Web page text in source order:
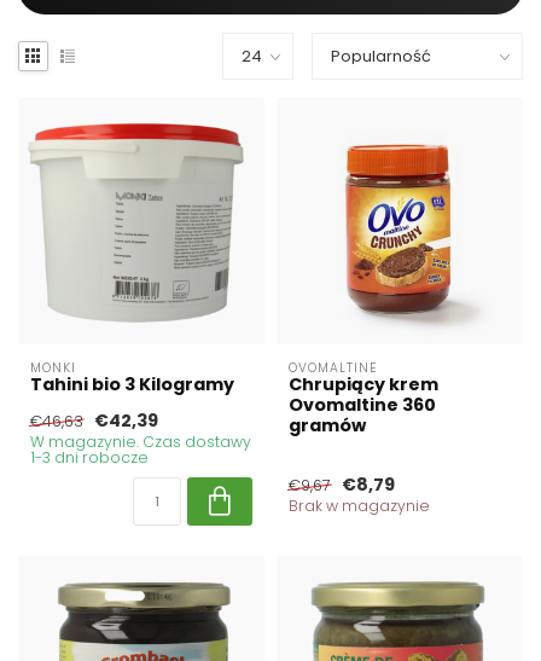
MONKI
Tahini bio 3 Kilogramy
€46,63 €42,39
W magazynie. Czas dostawy
1-3 dni robocze
OVOMALTINE
Chrupiący krem
Ovomaltine 360
gramów
€9,67 €8,79
Brak w magazynie